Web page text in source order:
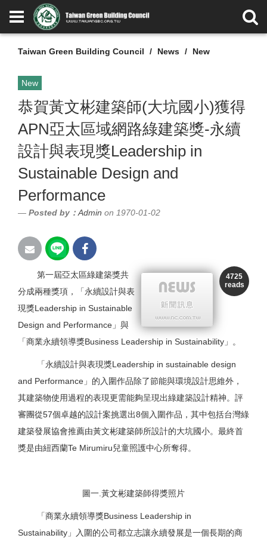
Taiwan Green Building Council News New
New
恭賀黃文彬建築師(大坑國小)獲得
APN亞太區域網路綠建築獎-永續
設計與表現獎Leadership in
Sustainable Design and
Performance
Posted by： Admin on 1970-01-02
4725
reads
第一屆亞太區綠建築獎共
分成兩種獎項，「永續設計與表
現獎Leadership in Sustainable
Design and Performance」與
「商業永續領導獎Business Leadership in Sustainability」。
「永續設計與表現獎Leadership in sustainable design
and Performance」的入圍作品除了節能與環境設計思維外，
其建築物使用過程的表現更需能夠呈現出綠建築設計精神。評
審團從57個卓越的設計案挑選出8個入圍作品，其中包括台灣綠
建築發展協會推薦由黃文彬建築師所設計的大坑國小。最終首
獎是由紐西蘭Te Mirumiru兒童照護中心所奪得。
圖一.黃文彬建築師得獎照片
「商業永續領導獎Business Leadership in
Sustainability」入圍的公司都立志讓永續發展是一個長期的商